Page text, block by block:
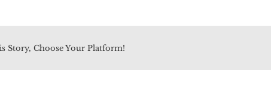
ッ
Story, Choose Your Platform!